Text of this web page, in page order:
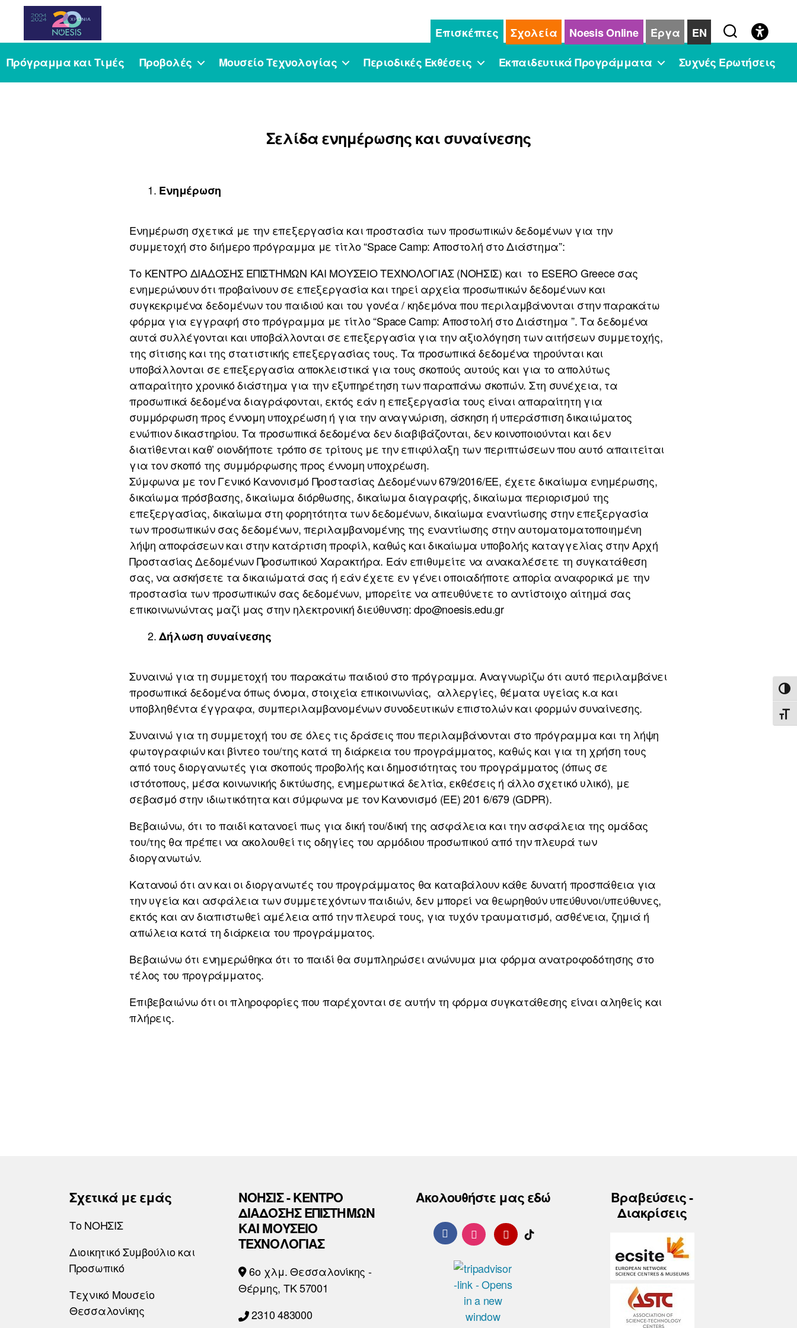
Noesis
Επισκέπτες Σχολεία Noesis Online Έργα
EN
Πρόγραμμα και Τιμές
Προβολές Μουσείο Τεχνολογίας Περιοδικές Εκθέσεις Εκπαιδευτικά Προγράμματα Συχνές Ερωτήσεις
Σελίδα ενημέρωσης και συναίνεσης
Ενημέρωση
Ενημέρωση σχετικά με την επεξεργασία και προστασία των προσωπικών δεδομένων για την
συμμετοχή στο διήμερο πρόγραμμα με τίτλο “Space Camp: Αποστολή στο Διάστημα”:
Το ΚΕΝΤΡΟ ΔΙΑΔΟΣΗΣ ΕΠΙΣΤΗΜΩΝ ΚΑΙ ΜΟΥΣΕΙΟ ΤΕΧΝΟΛΟΓΙΑΣ (ΝΟΗΣΙΣ) και το ESERO Greece σας
ενημερώνουν ότι προβαίνουν σε επεξεργασία και τηρεί αρχεία προσωπικών δεδομένων και
συγκεκριμένα δεδομένων του παιδιού και του γονέα / κηδεμόνα που περιλαμβάνονται στην παρακάτω
φόρμα για εγγραφή στο πρόγραμμα με τίτλο “Space Camp: Αποστολή στο Διάστημα ”. Τα δεδομένα
αυτά συλλέγονται και υποβάλλονται σε επεξεργασία για την αξιολόγηση των αιτήσεων συμμετοχής,
της σίτισης και της στατιστικής επεξεργασίας τους. Τα προσωπικά δεδομένα τηρούνται και
υποβάλλονται σε επεξεργασία αποκλειστικά για τους σκοπούς αυτούς και για το απολύτως
απαραίτητο χρονικό διάστημα για την εξυπηρέτηση των παραπάνω σκοπών. Στη συνέχεια, τα
προσωπικά δεδομένα διαγράφονται, εκτός εάν η επεξεργασία τους είναι απαραίτητη για
συμμόρφωση προς έννομη υποχρέωση ή για την αναγνώριση, άσκηση ή υπεράσπιση δικαιώματος
ενώπιον δικαστηρίου. Τα προσωπικά δεδομένα δεν διαβιβάζονται, δεν κοινοποιούνται και δεν
διατίθενται καθ’ οιονδήποτε τρόπο σε τρίτους με την επιφύλαξη των περιπτώσεων που αυτό απαιτείται
για τον σκοπό της συμμόρφωσης προς έννομη υποχρέωση.
Σύμφωνα με τον Γενικό Κανονισμό Προστασίας Δεδομένων 679/2016/ΕΕ, έχετε δικαίωμα ενημέρωσης,
δικαίωμα πρόσβασης, δικαίωμα διόρθωσης, δικαίωμα διαγραφής, δικαίωμα περιορισμού της
επεξεργασίας, δικαίωμα στη φορητότητα των δεδομένων, δικαίωμα εναντίωσης στην επεξεργασία
των προσωπικών σας δεδομένων, περιλαμβανομένης της εναντίωσης στην αυτοματοματοποιημένη
λήψη αποφάσεων και στην κατάρτιση προφίλ, καθώς και δικαίωμα υποβολής καταγγελίας στην Αρχή
Προστασίας Δεδομένων Προσωπικού Χαρακτήρα. Εάν επιθυμείτε να ανακαλέσετε τη συγκατάθεση
σας, να ασκήσετε τα δικαιώματά σας ή εάν έχετε εν γένει οποιαδήποτε απορία αναφορικά με την
προστασία των προσωπικών σας δεδομένων, μπορείτε να απευθύνετε το αντίστοιχο αίτημά σας
επικοινωνώντας μαζί μας στην ηλεκτρονική διεύθυνση: dpo@noesis.edu.gr
Δήλωση συναίνεσης
Συναινώ για τη συμμετοχή του παρακάτω παιδιού στο πρόγραμμα. Αναγνωρίζω ότι αυτό περιλαμβάνει
προσωπικά δεδομένα όπως όνομα, στοιχεία επικοινωνίας, αλλεργίες, θέματα υγείας κ.α και
υποβληθέντα έγγραφα, συμπεριλαμβανομένων συνοδευτικών επιστολών και φορμών συναίνεσης.
Συναινώ για τη συμμετοχή του σε όλες τις δράσεις που περιλαμβάνονται στο πρόγραμμα και τη λήψη
φωτογραφιών και βίντεο του/της κατά τη διάρκεια του προγράμματος, καθώς και για τη χρήση τους
από τους διοργανωτές για σκοπούς προβολής και δημοσιότητας του προγράμματος (όπως σε
ιστότοπους, μέσα κοινωνικής δικτύωσης, ενημερωτικά δελτία, εκθέσεις ή άλλο σχετικό υλικό), με
σεβασμό στην ιδιωτικότητα και σύμφωνα με τον Κανονισμό (ΕΕ) 201 6/679 (GDPR).
Βεβαιώνω, ότι το παιδί κατανοεί πως για δική του/δική της ασφάλεια και την ασφάλεια της ομάδας
του/της θα πρέπει να ακολουθεί τις οδηγίες του αρμόδιου προσωπικού από την πλευρά των
διοργανωτών.
Κατανοώ ότι αν και οι διοργανωτές του προγράμματος θα καταβάλουν κάθε δυνατή προσπάθεια για
την υγεία και ασφάλεια των συμμετεχόντων παιδιών, δεν μπορεί να θεωρηθούν υπεύθυνοι/υπεύθυνες,
εκτός και αν διαπιστωθεί αμέλεια από την πλευρά τους, για τυχόν τραυματισμό, ασθένεια, ζημιά ή
απώλεια κατά τη διάρκεια του προγράμματος.
Βεβαιώνω ότι ενημερώθηκα ότι το παιδί θα συμπληρώσει ανώνυμα μια φόρμα ανατροφοδότησης στο
τέλος του προγράμματος.
Επιβεβαιώνω ότι οι πληροφορίες που παρέχονται σε αυτήν τη φόρμα συγκατάθεσης είναι αληθείς και
πλήρεις.
Σχετικά με εμάς
Το ΝΟΗΣΙΣ
Διοικητικό Συμβούλιο και
Προσωπικό
Τεχνικό Μουσείο
Θεσσαλονίκης
ΝΟΗΣΙΣ - ΚΕΝΤΡΟ
ΔΙΑΔΟΣΗΣ ΕΠΙΣΤΗΜΩΝ
ΚΑΙ ΜΟΥΣΕΙΟ
ΤΕΧΝΟΛΟΓΙΑΣ
6o χλμ. Θεσσαλονίκης -
Θέρμης, ΤΚ 57001
2310 483000
Ακολουθήστε μας εδώ
Βραβεύσεις -
Διακρίσεις